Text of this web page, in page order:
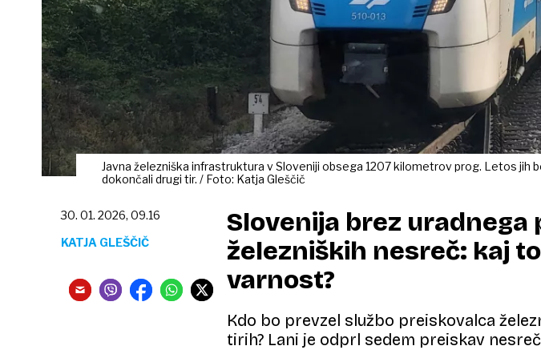
Javna železniška infrastruktura v Sloveniji obsega 1207 kilometrov prog. Letos jih
dokončali drugi tir. / Foto: Katja Gleščič
Slovenija brez uradnega
železniških nesreč: kaj
varnost?
Kdo bo prevzel službo preiskovalca
tirih? Lani je odprl sedem preiskav
30. 01. 2026, 09.16
KATJA GLEŠČIČ